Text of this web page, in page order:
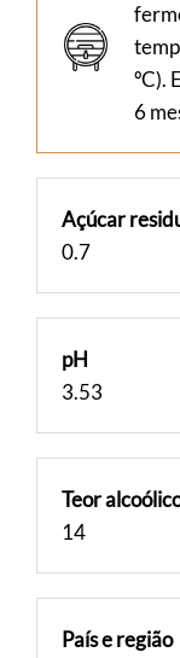
ºC).
6
Açúcar
0.7
pH
3.53
Teor
14
País e região